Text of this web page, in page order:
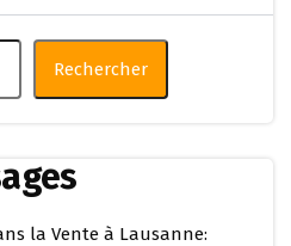
Rechercher
la Vente à Lausanne: